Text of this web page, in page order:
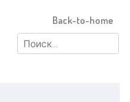
Найти:
Back-to-home